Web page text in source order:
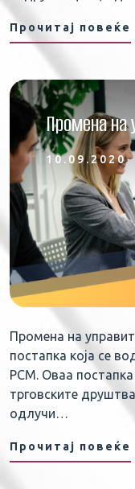
Прочитај повеќе
Промена на
10.09.2020
Промена на
постапка која се
РСМ. Оваа постапка
трговските
одлучи…
Прочитај повеќе